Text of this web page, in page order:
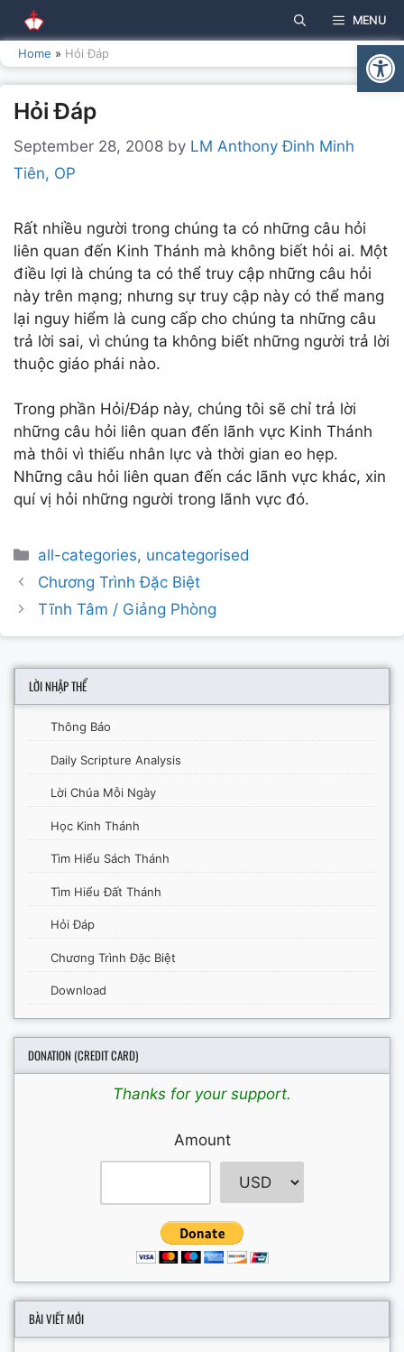
to
content
MENU
Home » Hỏi Đáp
Hỏi Đáp
September 28, 2008 by LM Anthony Đinh Minh
Tiên, OP
Rất nhiều người trong chúng ta có những câu hỏi
liên quan đến Kinh Thánh mà không biết hỏi ai. Một
điều lợi là chúng ta có thể truy cập những câu hỏi
này trên mạng; nhưng sự truy cập này có thể mang
lại nguy hiểm là cung cấp cho chúng ta những câu
trả lời sai, vì chúng ta không biết những người trả lời
thuộc giáo phái nào.
Trong phần Hỏi/Đáp này, chúng tôi sẽ chỉ trả lời
những câu hỏi liên quan đến lãnh vực Kinh Thánh
mà thôi vì thiếu nhân lực và thời gian eo hẹp.
Những câu hỏi liên quan đến các lãnh vực khác, xin
quí vị hỏi những người trong lãnh vực đó.
Categories
all-categories, uncategorised
Post
navigation
Chương Trình Đặc Biệt
Tĩnh Tâm / Giảng Phòng
LỜI NHẬP THỂ
Thông Báo
Daily Scripture Analysis
Lời Chúa Mỗi Ngày
Học Kinh Thánh
Tìm Hiểu Sách Thánh
Tìm Hiểu Đất Thánh
Hỏi Đáp
Chương Trình Đặc Biệt
Download
DONATION (CREDIT CARD)
Thanks for your support.
Amount
BÀI VIẾT MỚI